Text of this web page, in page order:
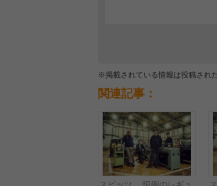
※掲載されている情報は投稿され
関連記事：